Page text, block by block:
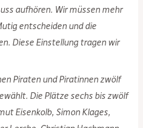
aufhören. Wir müssen mehr
entscheiden und die
Diese Einstellung tragen wir
Piraten und Piratinnen zwölf
Die Plätze sechs bis zwölf
Eisenkolb, Simon Klages,